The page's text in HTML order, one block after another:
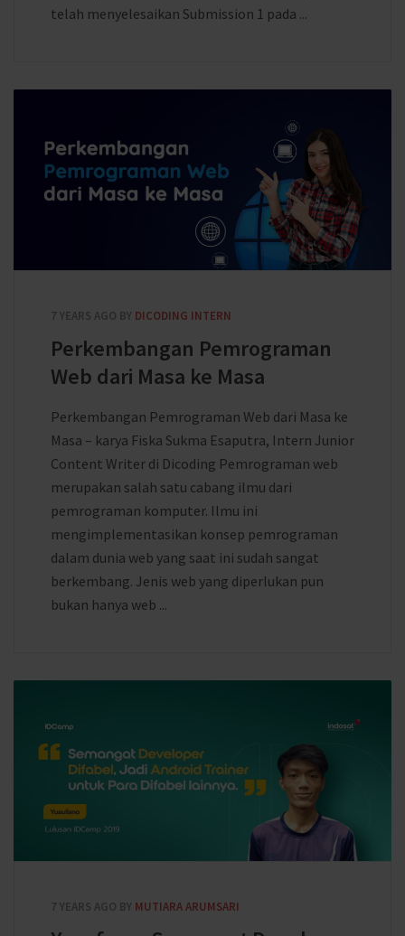
telah menyelesaikan Submission 1 pada ...
7 YEARS AGO BY DICODING INTERN
Perkembangan Pemrograman
Web dari Masa ke Masa
Perkembangan Pemrograman Web dari Masa ke
Masa – karya Fiska Sukma Esaputra, Intern Junior
Content Writer di Dicoding Pemrograman web
merupakan salah satu cabang ilmu dari
pemrograman komputer. Ilmu ini
mengimplementasikan konsep pemrograman
dalam dunia web yang saat ini sudah sangat
berkembang. Jenis web yang diperlukan pun
bukan hanya web ...
7 YEARS AGO BY MUTIARA ARUMSARI